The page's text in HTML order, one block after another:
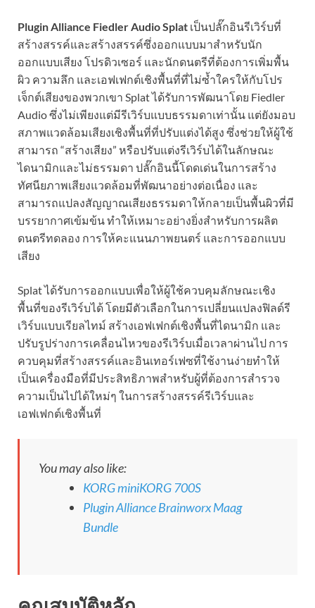
Plugin Alliance Fiedler Audio Splat เป็นปลั๊กอินรีเวิร์บที่
สร้างสรรค์และสร้างสรรค์ซึ่งออกแบบมาสำหรับนัก
ออกแบบเสียง โปรดิวเซอร์ และนักดนตรีที่ต้องการเพิ่มพื้น
ผิว ความลึก และเอฟเฟกต์เชิงพื้นที่ที่ไม่ซ้ำใครให้กับโปร
เจ็กต์เสียงของพวกเขา Splat ได้รับการพัฒนาโดย Fiedler
Audio ซึ่งไม่เพียงแต่มีรีเวิร์บแบบธรรมดาเท่านั้น แต่ยังมอบ
สภาพแวดล้อมเสียงเชิงพื้นที่ที่ปรับแต่งได้สูง ซึ่งช่วยให้ผู้ใช้
สามารถ “สร้างเสียง” หรือปรับแต่งรีเวิร์บได้ในลักษณะ
ไดนามิกและไม่ธรรมดา ปลั๊กอินนี้โดดเด่นในการสร้าง
ทัศนียภาพเสียงแวดล้อมที่พัฒนาอย่างต่อเนื่อง และ
สามารถแปลงสัญญาณเสียงธรรมดาให้กลายเป็นพื้นผิวที่มี
บรรยากาศเข้มข้น ทำให้เหมาะอย่างยิ่งสำหรับการผลิต
ดนตรีทดลอง การให้คะแนนภาพยนตร์ และการออกแบบ
เสียง
Splat ได้รับการออกแบบเพื่อให้ผู้ใช้ควบคุมลักษณะเชิง
พื้นที่ของรีเวิร์บได้ โดยมีตัวเลือกในการเปลี่ยนแปลงฟิลด์รี
เวิร์บแบบเรียลไทม์ สร้างเอฟเฟกต์เชิงพื้นที่ไดนามิก และ
ปรับรูปร่างการเคลื่อนไหวของรีเวิร์บเมื่อเวลาผ่านไป การ
ควบคุมที่สร้างสรรค์และอินเทอร์เฟซที่ใช้งานง่ายทำให้
เป็นเครื่องมือที่มีประสิทธิภาพสำหรับผู้ที่ต้องการสำรวจ
ความเป็นไปได้ใหม่ๆ ในการสร้างสรรค์รีเวิร์บและ
เอฟเฟกต์เชิงพื้นที่
You may also like:
KORG miniKORG 700S
Plugin Alliance Brainworx Maag
Bundle